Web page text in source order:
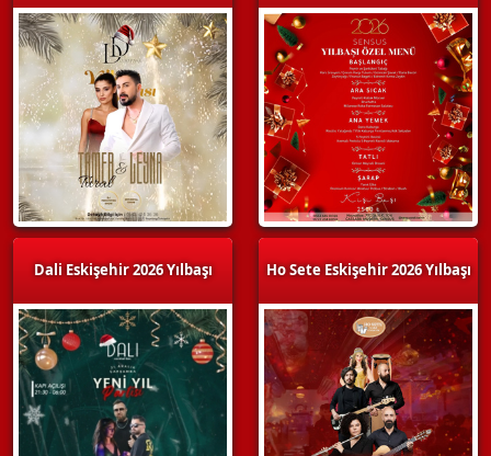
Dali Eskişehir 2026 Yılbaşı Ho Sete Eskişehir 2026 Yılbaşı